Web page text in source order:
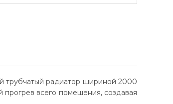
трубчатый радиатор шириной 2000
всего помещения, создавая